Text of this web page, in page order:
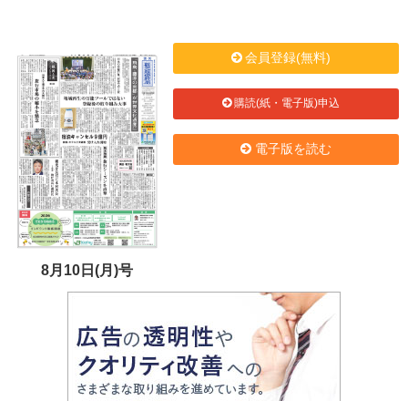
8月10日(月)号
会員登録(無料)
購読(紙・電子版)申込
電子版を読む